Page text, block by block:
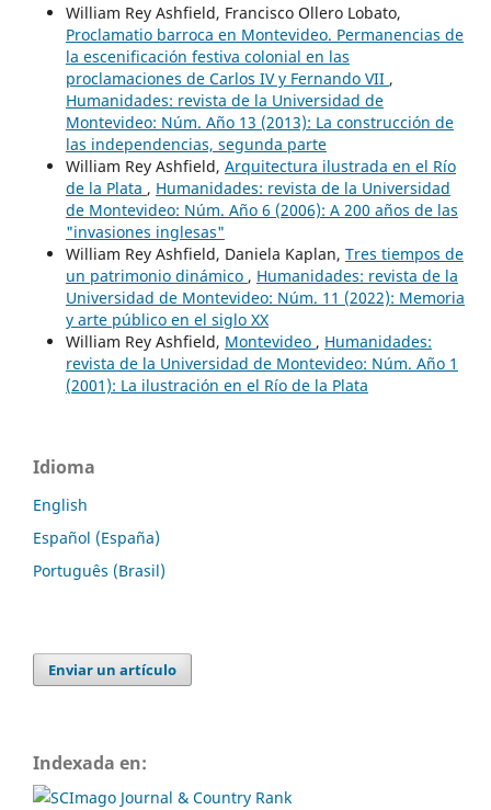
William Rey Ashfield, Francisco Ollero Lobato,
Proclamatio barroca en Montevideo. Permanencias de
la escenificación festiva colonial en las
proclamaciones de Carlos IV y Fernando VII ,
Humanidades: revista de la Universidad de
Montevideo: Núm. Año 13 (2013): La construcción de
las independencias, segunda parte
William Rey Ashfield, Arquitectura ilustrada en el Río
de la Plata , Humanidades: revista de la Universidad
de Montevideo: Núm. Año 6 (2006): A 200 años de las
"invasiones inglesas"
William Rey Ashfield, Daniela Kaplan, Tres tiempos de
un patrimonio dinámico , Humanidades: revista de la
Universidad de Montevideo: Núm. 11 (2022): Memoria
y arte público en el siglo XX
William Rey Ashfield, Montevideo , Humanidades:
revista de la Universidad de Montevideo: Núm. Año 1
(2001): La ilustración en el Río de la Plata
Idioma
English
Español (España)
Português (Brasil)
Enviar un artículo
Indexada en: